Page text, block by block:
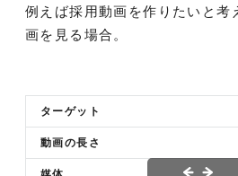
例えば採用動画を作りたいと考
画を見る場合。
ターゲット
動画の長さ